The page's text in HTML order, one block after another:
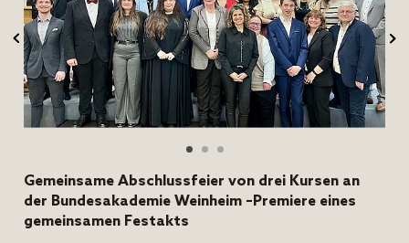
Gemeinsame Abschlussfeier von drei Kursen an
der Bundesakademie Weinheim –Premiere eines
gemeinsamen Festakts